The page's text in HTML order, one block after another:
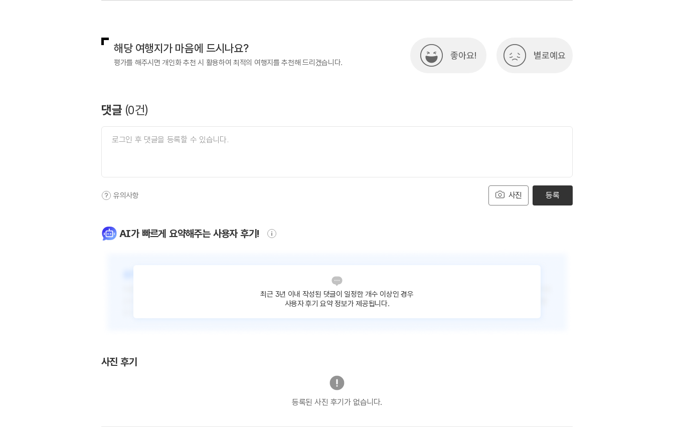
해당 여행지가 마음에 드시나요?
평가를 해주시면 개인화 추천 시 활용하여 최적의 여행지를 추천해 드리겠습니다.
좋아요! 별로예요
댓글 (0건)
사진
유의사항 등록
AI가 빠르게 요약해주는 사용자 후기!
최근 3년 이내 작성된 댓글이 일정한 개수 이상인 경우
사용자 후기 요약 정보가 제공됩니다.
사진 후기
등록된 사진 후기가 없습니다.